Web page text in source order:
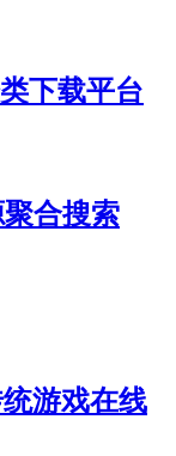
下载平台
合搜索
游戏在线